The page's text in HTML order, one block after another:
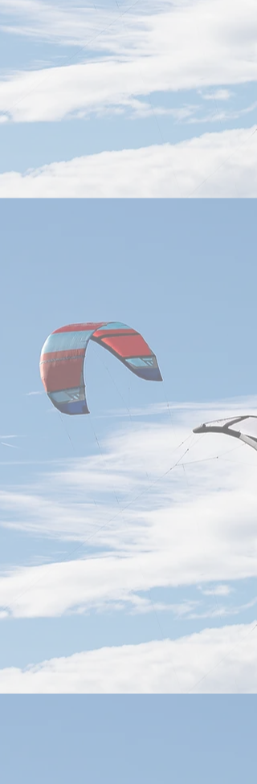
液冷、高速通信部品など関連
供給網への需要継続を示す重
要な動きです